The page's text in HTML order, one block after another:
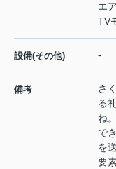
エ
TV
設備(その他) -
備考
さ
る
ね
で
を
要